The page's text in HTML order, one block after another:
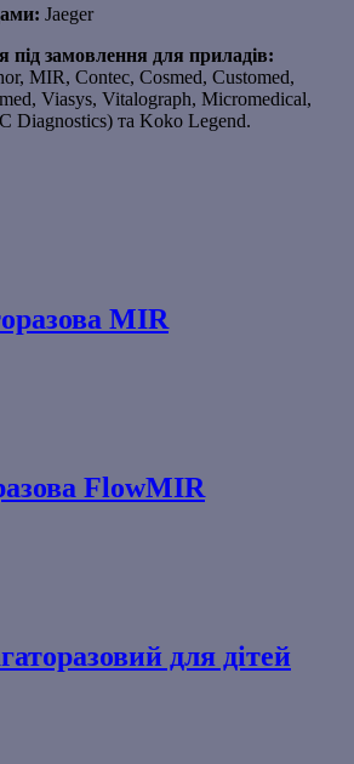
Jaeger
замовлення для приладів:
MIR, Contec, Cosmed, Customed,
Viasys, Vitalograph, Micromedical,
Diagnostics) та Koko Legend.
MIR
FlowMIR
для дітей